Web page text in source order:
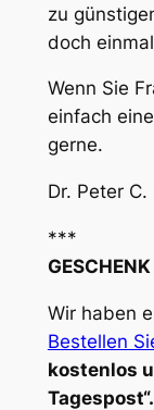
zu
doch
Wenn Sie
einfach
gerne.
Dr. Peter C.
***
GESCHENK
Wir haben
Bestellen
kostenlos
Tagespost“.